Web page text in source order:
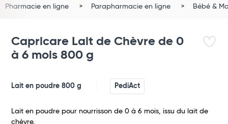
Pharmacie en ligne Parapharmacie en ligne Bébé &
Capricare Lait de Chèvre de 0
à 6 mois 800 g
Lait en poudre 800 g PediAct
Lait en poudre pour nourrisson de 0 à 6 mois, issu du lait de
chèvre.